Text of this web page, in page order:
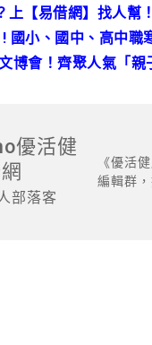
上【易借網】找人幫
國小、國中、高中
博會！齊聚人氣「親
優活健
部落客
《優活
編輯群